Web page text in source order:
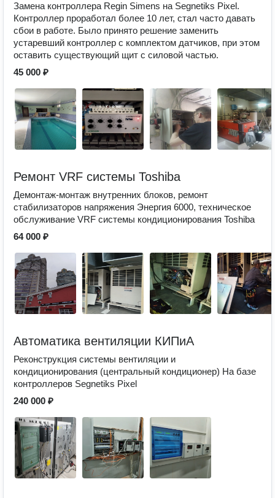
Замена контроллера Regin Simens на Segnetiks Pixel.
Контроллер проработал более 10 лет, стал часто давать
сбои в работе. Было принято решение заменить
устаревший контроллер с комплектом датчиков, при этом
оставить существующий щит с силовой частью.
45 000 ₽
Ремонт VRF системы Toshiba
Демонтаж-монтаж внутренних блоков, ремонт
стабилизаторов напряжения Энергия 6000, техническое
обслуживание VRF системы кондиционирования Toshiba
64 000 ₽
Автоматика вентиляции КИПиА
Реконструкция системы вентиляции и
кондиционирования (центральный кондиционер) На базе
контроллеров Segnetiks Pixel
240 000 ₽